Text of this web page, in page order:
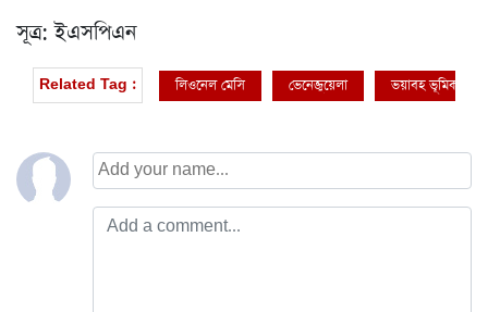
সূত্র: ইএসপিএন
Related Tag : লিওনেল মেসি ভেনেজুয়েলা ভয়াবহ ভূমিকম্প